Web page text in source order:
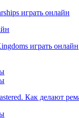
играть онлайн
играть онлайн
Как делают